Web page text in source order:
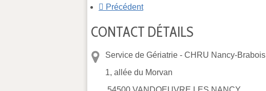
Précédent
CONTACT DÉTAILS
Service de Gériatrie - CHRU Nancy-Brabois
1, allée du Morvan